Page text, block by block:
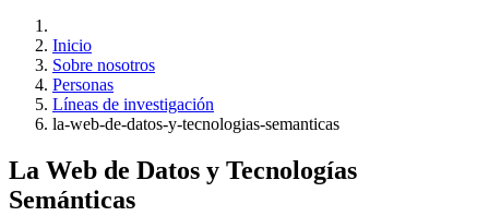
Inicio
Sobre nosotros
Personas
Líneas de investigación
la-web-de-datos-y-tecnologias-semanticas
La Web de Datos y Tecnologías
Semánticas